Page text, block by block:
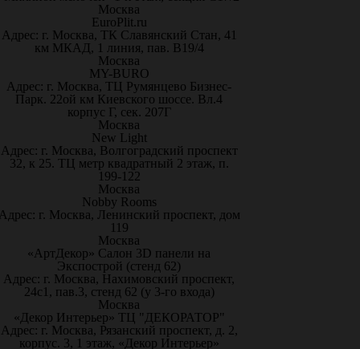
Москва
EuroPlit.ru
Адрес: г. Москва, ТК Славянский Стан, 41
км МКАД, 1 линия, пав. В19/4
Москва
MY-BURO
Адрес: г. Москва, ТЦ Румянцево Бизнес-
Парк. 22ой км Киевского шоссе. Вл.4
корпус Г, сек. 207Г
Москва
New Light
Адрес: г. Москва, Волгоградский проспект
32, к 25. ТЦ метр квадратный 2 этаж, п.
199-122
Москва
Nobby Rooms
г. Москва, Ленинский проспект, дом
119
Москва
«АртДекор» Салон 3D панели на
Экспострой (стенд 62)
Адрес: г. Москва, Нахимовский проспект,
24с1, пав.3, стенд 62 (у 3-го входа)
Москва
«Декор Интерьер» ТЦ "ДЕКОРАТОР"
Адрес: г. Москва, Рязанский проспект, д. 2,
корпус. 3, 1 этаж, «Декор Интерьер»